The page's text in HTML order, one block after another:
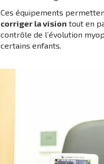
Ces équipements
corriger la vision tout en
contrôle de l’évolution
certains enfants.